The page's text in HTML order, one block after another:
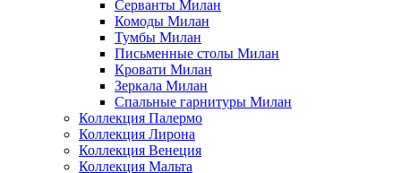
Серванты Милан
Комоды Милан
Тумбы Милан
Письменные столы Милан
Кровати Милан
Зеркала Милан
Спальные гарнитуры Милан
Коллекция Палермо
Коллекция Лирона
Коллекция Венеция
Коллекция Мальта